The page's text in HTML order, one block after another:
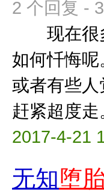
2 个回复 -
现在很
如何忏悔
或者有些人
赶紧超度
2017-4-21
无知堕